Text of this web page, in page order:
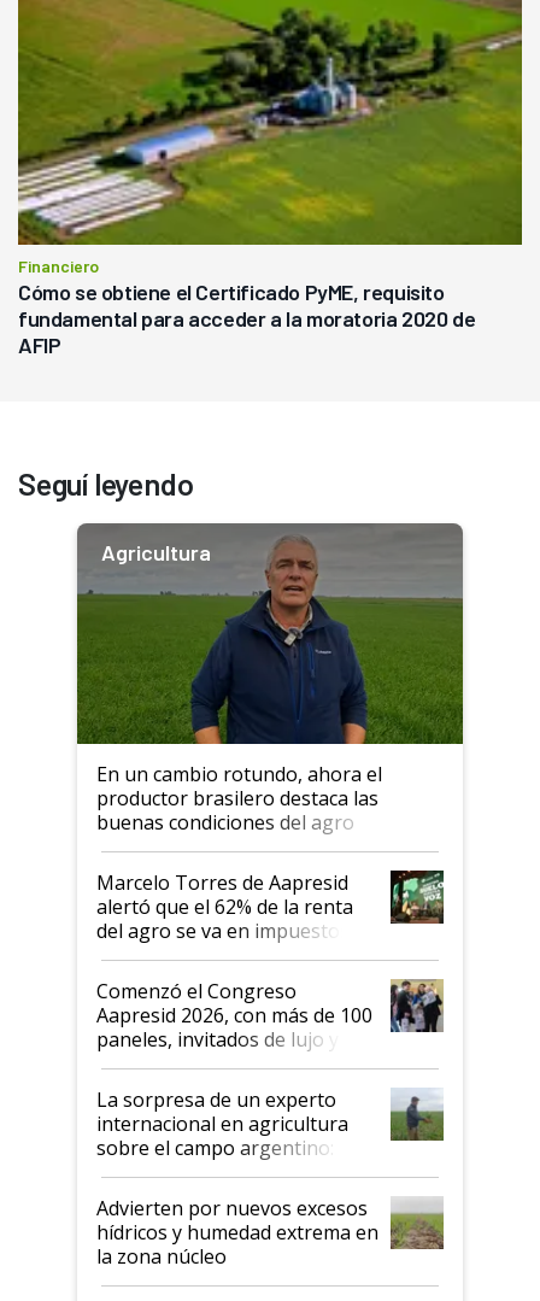
Financiero
Cómo se obtiene el Certificado PyME, requisito
fundamental para acceder a la moratoria 2020 de
AFIP
Seguí leyendo
Agricultura
En un cambio rotundo, ahora el
productor brasilero destaca las
buenas condiciones del agro
argentino para invertir: "Los veo
más motivados"
Marcelo Torres de Aapresid
alertó que el 62% de la renta
del agro se va en impuestos:
"No es bueno que en
Argentina se sigan discutiendo
las mismas cosas de hace 50
años"
Comenzó el Congreso
Aapresid 2026, con más de 100
paneles, invitados de lujo y
todas las tendencias
La sorpresa de un experto
internacional en agricultura
sobre el campo argentino:
"Estoy muy impresionado"
Advierten por nuevos excesos
hídricos y humedad extrema en
la zona núcleo